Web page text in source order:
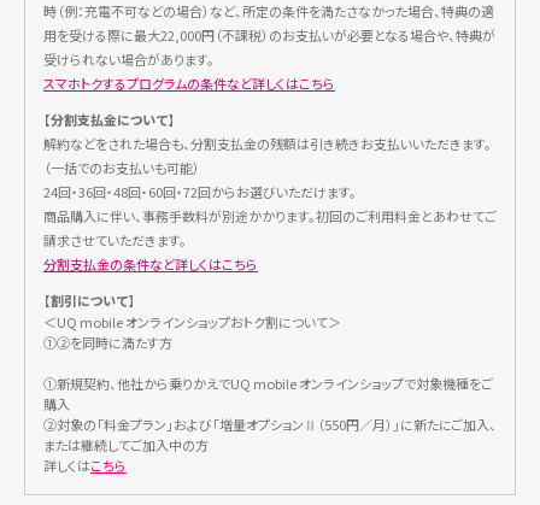
(B)2〜23回目
480円
最終回お支払い額
実質年利0%
実質負担額: (A)+(B)
※
ご購入後13カ月目～25カ月目までに購入された機種を当社が回収した場合、分割支払金の最
終回分がお支払い不要。
※端末故障・破損（例：充電不可など）の場合、特典利用の際、故障時利用料22,000円（不課税）
のお支払いが必要となる場合や、特典が受けられない場合があります。
※25カ月目以降も当該機種を継続利用する場合、最終回支払分を再度24回に分割します。
スマホトクするプログラムの条件など詳しくはこちら
■支払回数:24回 期間:26カ月
支払分割金
初回
1,429円
2回目〜
1,427円
支払総額
実質年利0%
時（例：充電不可などの場合）など、所定の条件を満たさなかった場合、特典の適
用を受ける際に最大22,000円（不課税）のお支払いが必要となる場合や、特典が
受けられない場合があります。
スマホトクするプログラムの条件など詳しくはこちら
【分割支払金について】
解約などをされた場合も、分割支払金の残額は引き続きお支払いいただきます。
（一括でのお支払いも可能）
24回・36回・48回・60回・72回からお選びいただけます。
商品購入に伴い、事務手数料が別途かかります。初回のご利用料金とあわせてご
請求させていただきます。
分割支払金の条件など詳しくはこちら
【割引について】
＜UQ mobile オンラインショップおトク割について＞
①②を同時に満たす方
①新規契約、他社から乗りかえでUQ mobile オンラインショップで対象機種をご
購入
②対象の「料金プラン」および「増量オプションⅡ（550円／月）」に新たにご加入、
または継続してご加入中の方
詳しくはこちら